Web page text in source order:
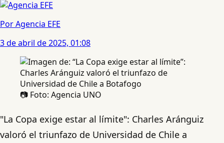
Por Agencia EFE
3 de abril de 2025, 01:08
📷 Foto: Agencia UNO
"La Copa exige estar al límite": Charles Aránguiz
valoró el triunfazo de Universidad de Chile a